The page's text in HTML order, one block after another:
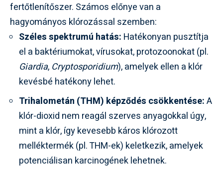
fertőtlenítőszer. Számos előnye van a
hagyományos klórozással szemben:
Széles spektrumú hatás: Hatékonyan pusztítja
el a baktériumokat, vírusokat, protozoonokat (pl.
Giardia, Cryptosporidium), amelyek ellen a klór
kevésbé hatékony lehet.
Trihalometán (THM) képződés csökkentése:A
klór-dioxid nem reagál szerves anyagokkal úgy,
mint a klór, így kevesebb káros klórozott
melléktermék (pl. THM-ek) keletkezik, amelyek
potenciálisan karcinogének lehetnek.